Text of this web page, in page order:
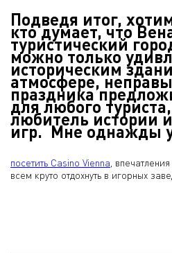
Подведя итог,
кто думает, что
туристический
можно только
историческим
атмосфере,
праздника
для любого
любитель истории
игр. Мне однажды
посетить Casino Vienna ,
всем круто отдохнуть в игорных